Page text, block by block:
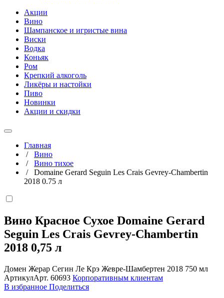
Акции
Вино
Шампанское и игристые вина
Виски
Водка
Коньяк
Ром
Крепкий алкоголь
Ликёры и настойки
Пиво
Новинки
Акции и скидки
Главная
/ Вино
/ Вино тихое
/ Domaine Gerard Seguin Les Crais Gevrey-Chambertin
2018 0.75 л
Вино Красное Сухое Domaine Gerard
Seguin Les Crais Gevrey-Chambertin
2018 0,75 л
Домен Жерар Сегин Ле Крэ Жевре-Шамбертен 2018 750 мл
АртикулАрт. 60693 Корпоративным клиентам
В избранное Поделиться